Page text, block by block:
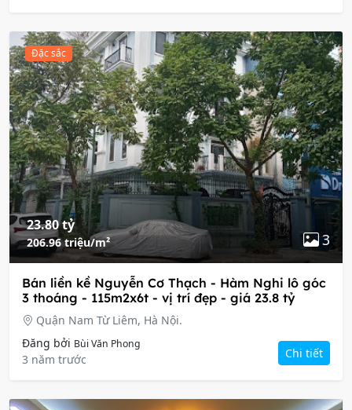
Đặc sắc
23.80 tỷ
206.96 triệu/m² 3
Bán liền kề Nguyễn Cơ Thạch - Hàm Nghi lô góc
3 thoáng - 115m2x6t - vị trí đẹp - giá 23.8 tỷ
Quận Nam Từ Liêm, Hà Nội.
Đăng bởi Bùi Văn Phong
3 năm trước Chi tiết